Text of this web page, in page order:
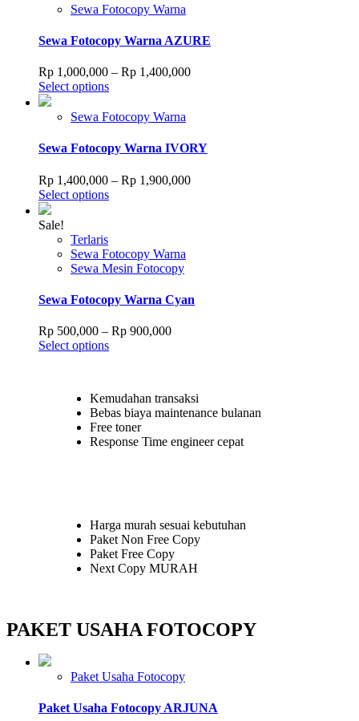
through
has
variants.
The
options
may
be
on
product
Sewa Fotocopy Warna
Sewa Fotocopy Warna AZURE
Rp 1,000,000 – Rp 1,400,000Price
Select optionsThis
has
variants.
The
may
be
product
page
Sewa Fotocopy Warna
Sewa Fotocopy Warna IVORY
Rp 1,400,000 – Rp 1,900,000Price
Select optionsThis
variants.
The
may
be
chosen
on
the
Sale!
Terlaris
Sewa Fotocopy Warna
Sewa Mesin Fotocopy
Sewa Fotocopy Warna Cyan
Rp 500,000 – Rp 900,000Price
Select optionsThis
variants.
The
options
may
page
Kemudahan transaksi
Bebas biaya maintenance bulanan
Free toner
Response Time engineer cepat
Harga murah sesuai kebutuhan
Paket Non Free Copy
Paket Free Copy
Next Copy MURAH
PAKET USAHA FOTOCOPY
Paket Usaha Fotocopy
Paket Usaha Fotocopy ARJUNA